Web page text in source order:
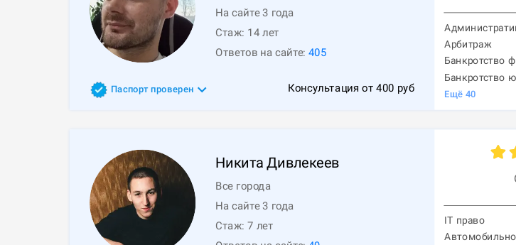
На сайте 3 года
Стаж: 14 лет
Ответов на сайте: 405
Паспорт проверен Консультация от400 руб
Арбитраж
Банкротство
Банкротство
Ещё 40
Никита Дивлекеев
Все города
На сайте 3 года
Стаж:7 лет
IT право